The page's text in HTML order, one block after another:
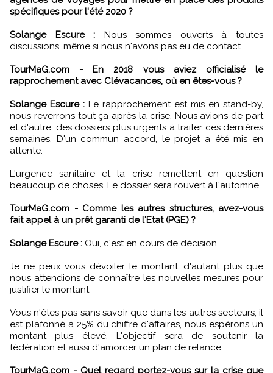
spécifiques pour l'été 2020 ?
Solange Escure : Nous sommes ouverts à toutes
discussions, même si nous n'avons pas eu de contact.
TourMaG.com - En 2018 vous aviez officialisé le
rapprochement avec Clévacances, où en êtes-vous ?
Solange Escure : Le rapprochement est mis en stand-by,
nous reverrons tout ça après la crise. Nous avions de part
et d'autre, des dossiers plus urgents à traiter ces dernières
semaines. D'un commun accord, le projet a été mis en
attente.
L'urgence sanitaire et la crise remettent en question
beaucoup de choses. Le dossier sera rouvert à l'automne.
TourMaG.com - Comme les autres structures, avez-vous
fait appel à un prêt garanti de l'Etat (PGE) ?
Solange Escure : Oui, c'est en cours de décision.
Je ne peux vous dévoiler le montant, d'autant plus que
nous attendions de connaître les nouvelles mesures pour
justifier le montant.
Vous n'êtes pas sans savoir que dans les autres secteurs, il
est plafonné à 25% du chiffre d'affaires, nous espérons un
montant plus élevé. L'objectif sera de soutenir la
fédération et aussi d'amorcer un plan de relance.
TourMaG.com - Quel regard portez-vous sur la crise que